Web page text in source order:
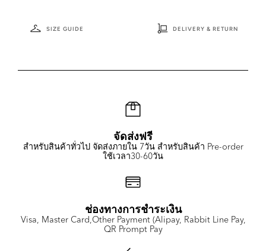
SIZE GUIDE DELIVERY & RETURN
จัดส่งฟรี
สำหรับสินค้าทั่วไป จัดส่งภายใน 7วัน สำหรับสินค้า Pre-order
ใช้เวลา30-60วัน
ช่องทางการชำระเงิน
Visa, Master Card,Other Payment (Alipay, Rabbit Line Pay,
QR Prompt Pay